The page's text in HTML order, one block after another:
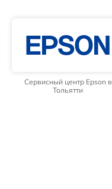
Сервисный центр Epson в
Тольятти